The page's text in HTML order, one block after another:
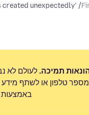
'Downloads' directory is created unexpectedly
תמיכה. לעולם לא
טלפון או לשתף מידע
באמצעות